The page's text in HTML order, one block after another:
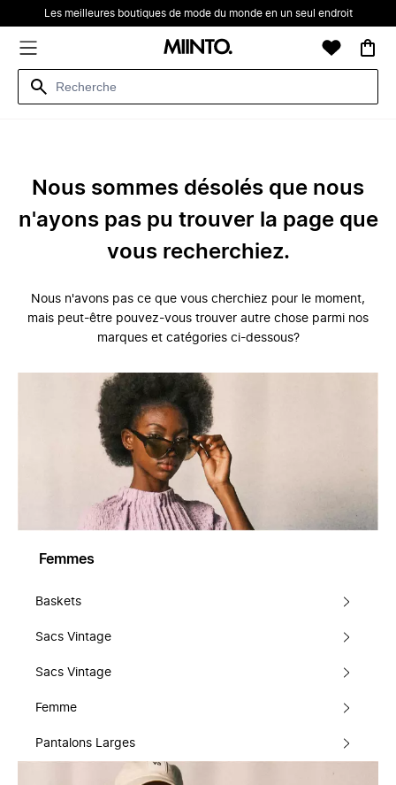
Les meilleures boutiques de mode du monde en un seul endroit
Nous sommes désolés que nous
n'ayons pas pu trouver la page que
vous recherchiez.
Nous n'avons pas ce que vous cherchiez pour le moment,
mais peut-être pouvez-vous trouver autre chose parmi nos
marques et catégories ci-dessous?
Femmes
Baskets
Sacs Vintage
Sacs Vintage
Femme
Pantalons Larges